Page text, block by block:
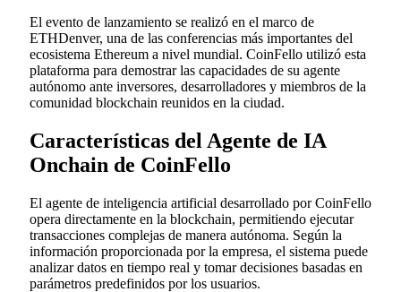
El evento de lanzamiento se realizó en el marco de
ETHDenver, una de las conferencias más importantes del
ecosistema Ethereum a nivel mundial. CoinFello utilizó esta
plataforma para demostrar las capacidades de su agente
autónomo ante inversores, desarrolladores y miembros de la
comunidad blockchain reunidos en la ciudad.
Características del Agente de IA
Onchain de CoinFello
El agente de inteligencia artificial desarrollado por CoinFello
opera directamente en la blockchain, permitiendo ejecutar
transacciones complejas de manera autónoma. Según la
información proporcionada por la empresa, el sistema puede
analizar datos en tiempo real y tomar decisiones basadas en
parámetros predefinidos por los usuarios.